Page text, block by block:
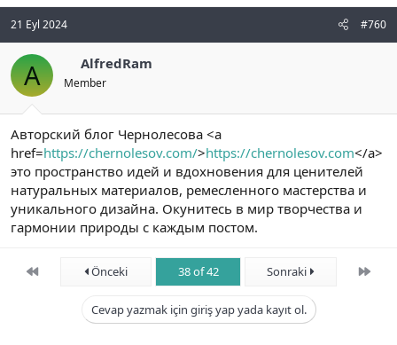
21 Eyl 2024 #760
A AlfredRam
Member
Авторский блог Чернолесова <a
href=https://chernolesov.com/>https://chernolesov.com</a>
это пространство идей и вдохновения для ценителей
натуральных материалов, ремесленного мастерства и
уникального дизайна. Окунитесь в мир творчества и
гармонии природы с каждым постом.
First Önceki 38 of 42 Sonraki Son
Cevap yazmak için giriş yap yada kayıt ol.